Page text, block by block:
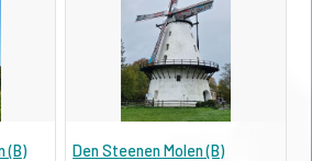
(B)
Den Steenen Molen (B)